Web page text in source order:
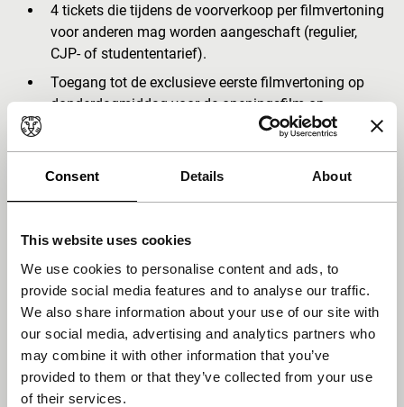
Consent Details About
This website uses cookies
We use cookies to personalise content and ads, to
provide social media features and to analyse our traffic.
We also share information about your use of our site with
our social media, advertising and analytics partners who
may combine it with other information that you’ve
provided to them or that they’ve collected from your use
of their services.
4 tickets die tijdens de voorverkoop per filmvertoning
voor anderen mag worden aangeschaft (regulier,
CJP- of studententarief).
Toegang tot de exclusieve eerste filmvertoning op
donderdagmiddag voor de openingsfilm op
10 procent korting op merchandise.
Stel je eigen festivaldag samen: je ontvangt vijf
filmvouchers, waarmee je IFFR op z’n mooist beleeft.
Memberships feedback sessie.
Als persoon onder de 23 jaar, krijg je €4 korting op
alle lange en mid-length films. Die kosten dan
respectievelijk €8,50 en €5,50. Na het online
aanschaffen van een Tiger Membership kun je direct
van deze voordelen gebruik maken.